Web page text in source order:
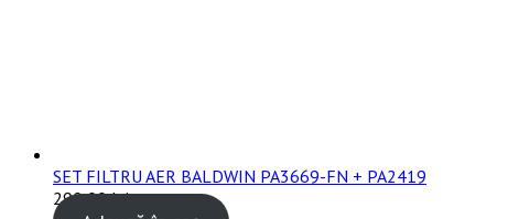
SET FILTRU AER BALDWIN PA3669-FN + PA2419
290,00lei TVA inclus